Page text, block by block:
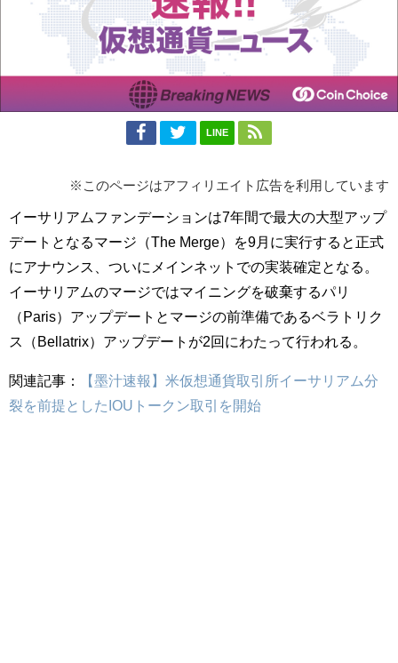
LINE
※このページはアフィリエイト広告を利用しています
イーサリアムファンデーションは7年間で最大の大型アップ
デートとなるマージ（The Merge）を9月に実行すると正式
にアナウンス、ついにメインネットでの実装確定となる。
イーサリアムのマージではマイニングを破棄するパリ
（Paris）アップデートとマージの前準備であるベラトリク
ス（Bellatrix）アップデートが2回にわたって行われる。
関連記事：
【墨汁速報】米仮想通貨取引所イーサリアム分
裂を前提としたIOUトークン取引を開始